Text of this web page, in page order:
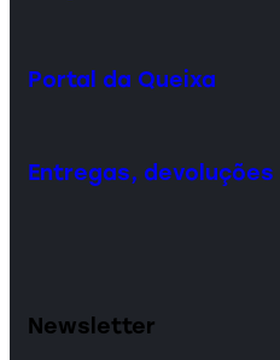
Portal da Queixa
Entregas,
Newsletter